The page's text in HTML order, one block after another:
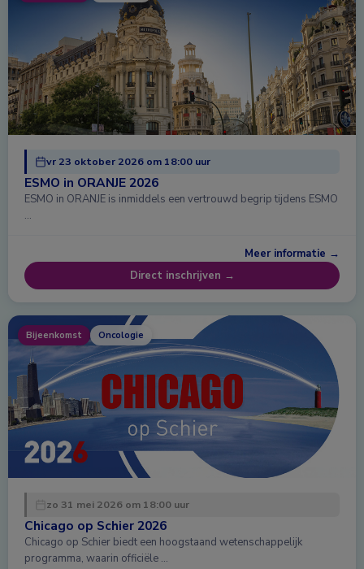
vr 23 oktober 2026 om 18:00 uur
ESMO in ORANJE 2026
ESMO in ORANJE is inmiddels een vertrouwd begrip tijdens ESMO
…
Meer informatie →
Direct inschrijven →
Bijeenkomst Oncologie
zo 31 mei 2026 om 18:00 uur
Chicago op Schier 2026
Chicago op Schier biedt een hoogstaand wetenschappelijk
programma, waarin officiële …